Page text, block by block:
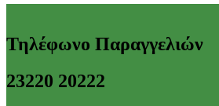
Τηλέφωνο Παραγγελιών
23220 20222